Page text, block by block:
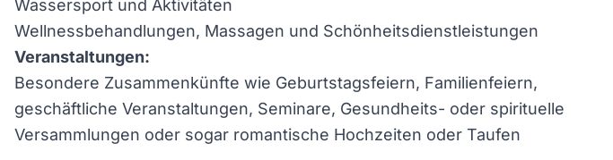
Wassersport und Aktivitäten
Wellnessbehandlungen, Massagen und Schönheitsdienstleistungen
Veranstaltungen:
Besondere Zusammenkünfte wie Geburtstagsfeiern, Familienfeiern,
geschäftliche Veranstaltungen, Seminare, Gesundheits- oder spirituelle
Versammlungen oder sogar romantische Hochzeiten oder Taufen